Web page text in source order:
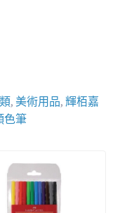
, 美術用品, 輝栢嘉
色筆